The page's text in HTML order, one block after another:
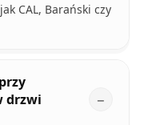
CAL, Barański czy
drzwi